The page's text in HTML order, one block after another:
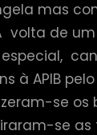
mas
volta de um
à APIB
se os
se as